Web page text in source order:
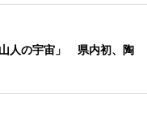
人の宇宙」 県内初、陶